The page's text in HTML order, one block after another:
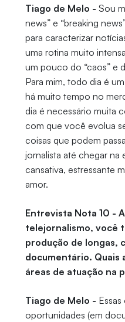
Tiago de Melo - Sou
news” e “breaking
para caracterizar
uma rotina muito
um pouco do “caos” e
Para mim, todo dia é
há muito tempo no
dia é necessário muita
com que você evolua
coisas que podem
jornalista até chegar
cansativa, estressante
amor.
Entrevista Nota 10 -
telejornalismo, você
produção de longas,
documentário. Quais
áreas de atuação na
Tiago de Melo -
oportunidades (em